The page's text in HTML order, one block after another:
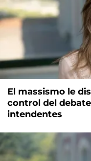
El massismo le
control del
intendentes